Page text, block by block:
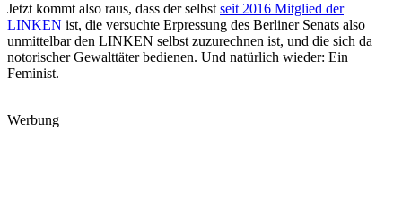
Jetzt kommt also raus, dass der selbstseit 2016 Mitglied der
LINKEN ist, die versuchte Erpressung des Berliner Senats also
unmittelbar den LINKEN selbst zuzurechnen ist, und die sich da
notorischer Gewalttäter bedienen. Und natürlich wieder: Ein
Feminist.
Werbung